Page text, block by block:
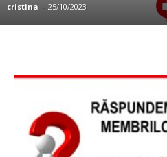
cristina - 25/10/2023